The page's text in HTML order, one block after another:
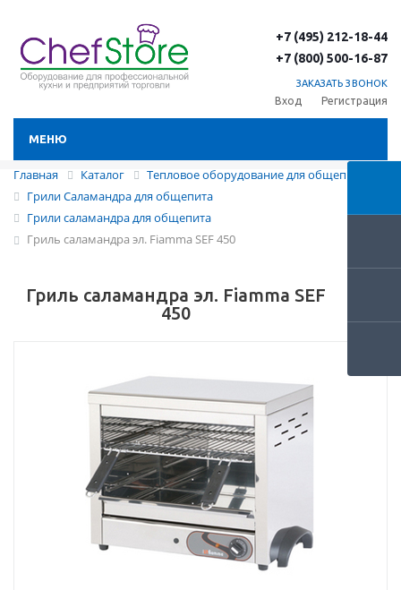
+7 (495) 212-18-44
+7 (800) 500-16-87
ЗАКАЗАТЬ ЗВОНОК
Вход Регистрация
МЕНЮ
Главная Каталог
Тепловое оборудование для общепита
Грили Саламандра для общепита
Грили саламандра для общепита
Гриль саламандра эл. Fiamma SEF 450
Гриль саламандра эл. Fiamma SEF
450